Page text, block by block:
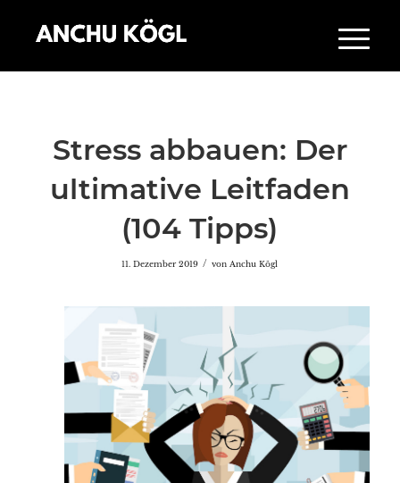
Stress abbauen: Der
ultimative Leitfaden
(104 Tipps)
11. Dezember 2019 / vonAnchu Kögl